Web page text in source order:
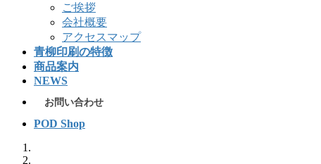
ご挨拶
会社概要
アクセスマップ
青柳印刷の特徴
商品案内
NEWS
お問い合わせ
POD Shop